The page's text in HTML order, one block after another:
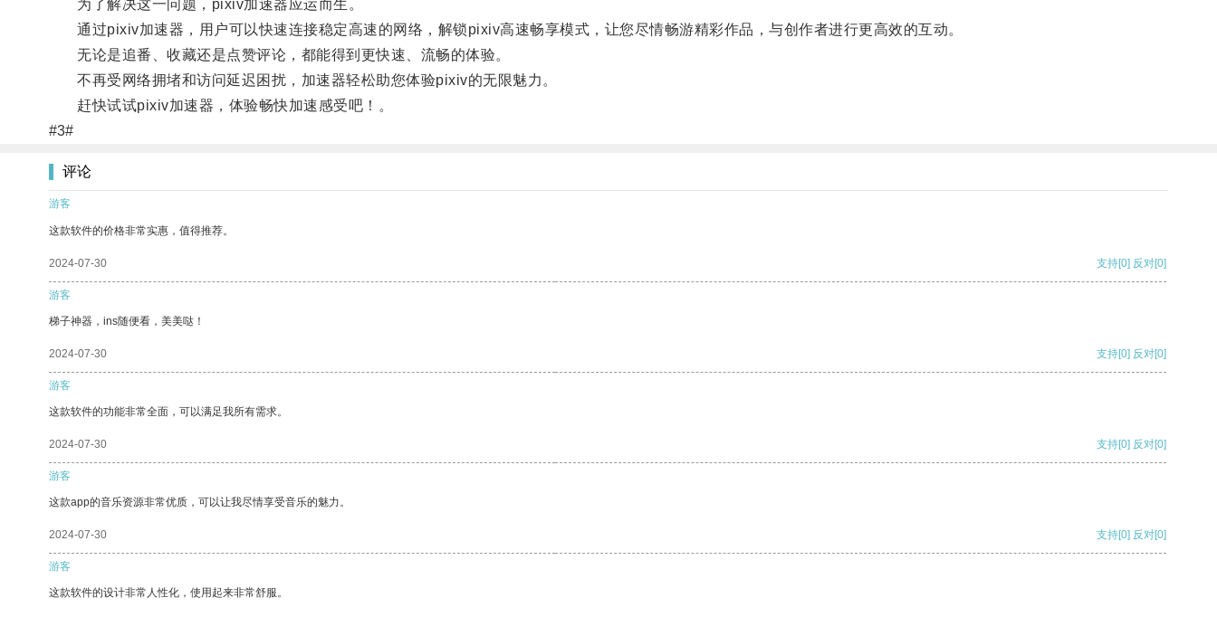
为了解决这一问题，pixiv加速器应运而生。
通过pixiv加速器，用户可以快速连接稳定高速的网络，解锁pixiv高速畅享模式，让您尽情畅游精彩作品，与创作者进行更高效的互动。
无论是追番、收藏还是点赞评论，都能得到更快速、流畅的体验。
不再受网络拥堵和访问延迟困扰，加速器轻松助您体验pixiv的无限魅力。
赶快试试pixiv加速器，体验畅快加速感受吧！。
#3#
评论
游客
这款软件的价格非常实惠，值得推荐。
2024-07-30 支持[0] 反对[0]
游客
梯子神器，ins随便看，美美哒！
2024-07-30 支持[0] 反对[0]
游客
这款软件的功能非常全面，可以满足我所有需求。
2024-07-30 支持[0] 反对[0]
游客
这款app的音乐资源非常优质，可以让我尽情享受音乐的魅力。
2024-07-30 支持[0] 反对[0]
游客
这款软件的设计非常人性化，使用起来非常舒服。